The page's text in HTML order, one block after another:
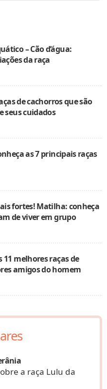
– Cão d’água:
da raça
de cachorros que são
seus cuidados
as 7 principais raças
fortes! Matilha: conheça
de viver em grupo
11 melhores raças de
amigos do homem
a raça Lulu da